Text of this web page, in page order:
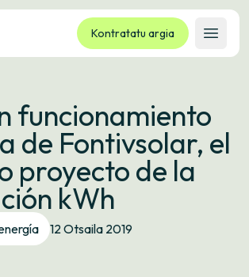
Kontratatu argia
Ireki
funcionamiento
de Fontivsolar, el
proyecto de la
kWh
12 Otsaila 2019